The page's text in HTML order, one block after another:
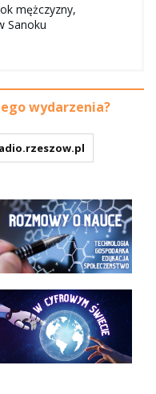
mężczyzny,
Sanoku
wydarzenia?